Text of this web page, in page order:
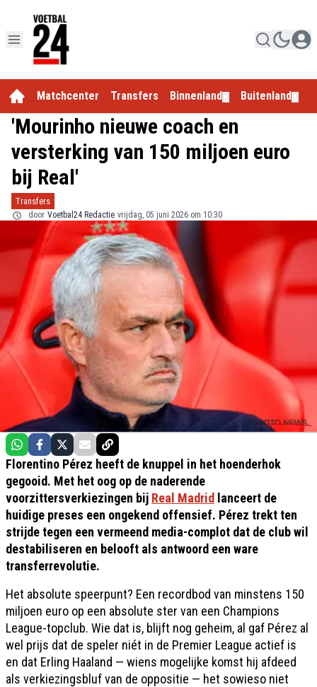
Matchcenter Transfers Binnenland Buitenland
'Mourinho nieuwe coach en
versterking van 150 miljoen euro
bij Real'
Transfers
door Voetbal24 Redactie vrijdag, 05 juni 2026 om 10:30
Florentino Pérez heeft de knuppel in het hoenderhok
gegooid. Met het oog op de naderende
voorzittersverkiezingen bij Real Madrid lanceert de
huidige preses een ongekend offensief. Pérez trekt ten
strijde tegen een vermeend media-complot dat de club wil
destabiliseren en belooft als antwoord een ware
transferrevolutie.
Het absolute speerpunt? Een recordbod van minstens 150
miljoen euro op een absolute ster van een Champions
League-topclub. Wie dat is, blijft nog geheim, al gaf Pérez al
wel prijs dat de speler niét in de Premier League actief is
en dat Erling Haaland — wiens mogelijke komst hij afdeed
als verkiezingsbluf van de oppositie — het sowieso niet